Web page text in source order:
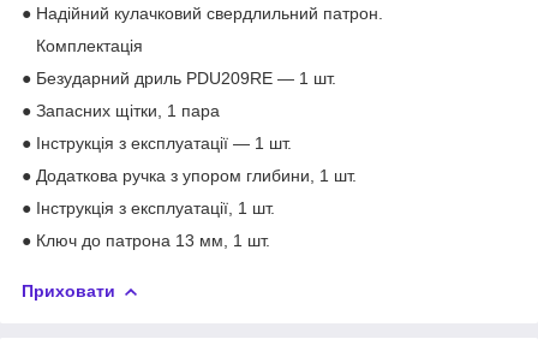
● Надійний кулачковий свердлильний патрон.
Комплектація
● Безударний дриль PDU209RE — 1 шт.
● Запасних щітки, 1 пара
● Інструкція з експлуатації — 1 шт.
● Додаткова ручка з упором глибини, 1 шт.
● Інструкція з експлуатації, 1 шт.
● Ключ до патрона 13 мм, 1 шт.
Приховати